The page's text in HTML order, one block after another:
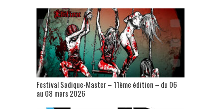
Festival Sadique-Master – 11ème édition – du 06
au 08 mars 2026